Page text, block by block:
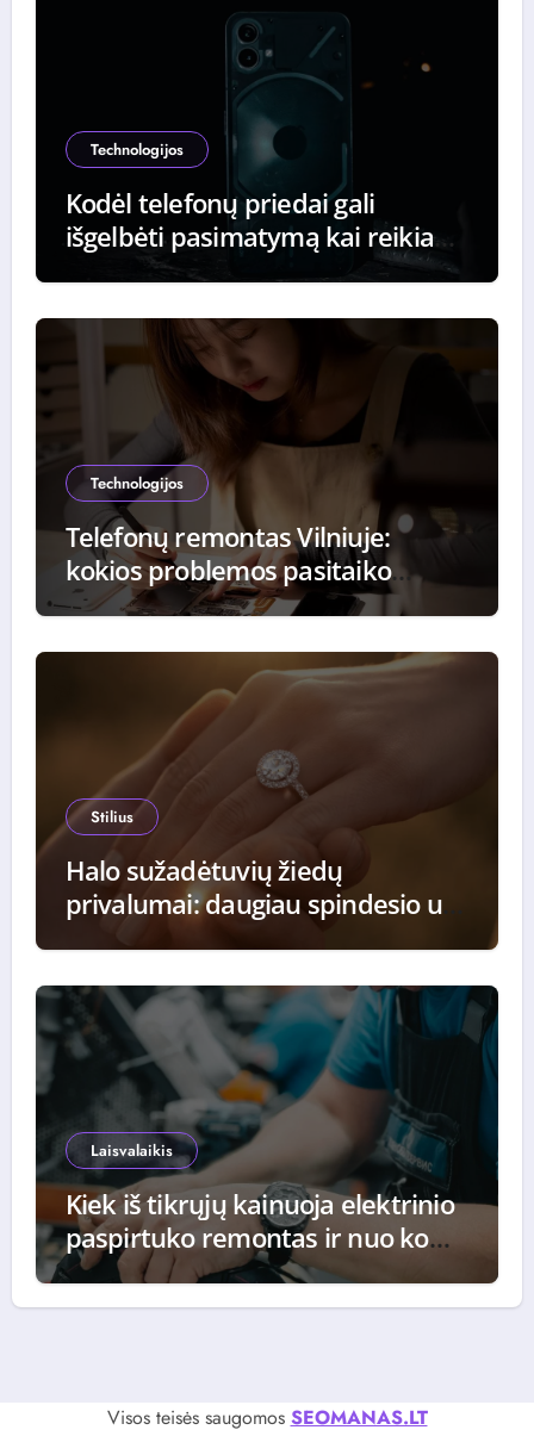
Technologijos
Kodėl telefonų priedai gali
išgelbėti pasimatymą kai reikia
iškviesti taksi paskutinę minutę
Technologijos
Telefonų remontas Vilniuje:
kokios problemos pasitaiko
dažniausiai ir kaip jos
Stilius
Halo sužadėtuvių žiedų
privalumai: daugiau spindesio už
tą pačią kainą
Laisvalaikis
Kiek iš tikrųjų kainuoja elektrinio
paspirtuko remontas ir nuo ko
priklauso galutinė suma
Visos teisės saugomos SEOMANAS.LT